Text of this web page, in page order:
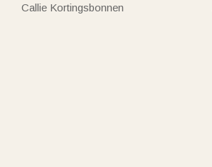
Callie Kortingsbonnen